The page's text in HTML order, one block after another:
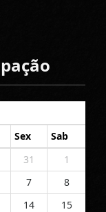
Sex
Sab
31
1
7
8
14
15